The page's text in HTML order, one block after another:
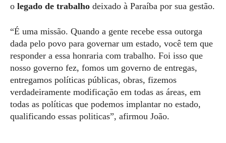
o legado de trabalho deixado à Paraíba por sua gestão.
“É uma missão. Quando a gente recebe essa outorga
dada pelo povo para governar um estado, você tem que
responder a essa honraria com trabalho. Foi isso que
nosso governo fez, fomos um governo de entregas,
entregamos políticas públicas, obras, fizemos
verdadeiramente modificação em todas as áreas, em
todas as políticas que podemos implantar no estado,
qualificando essas politicas”, afirmou João.